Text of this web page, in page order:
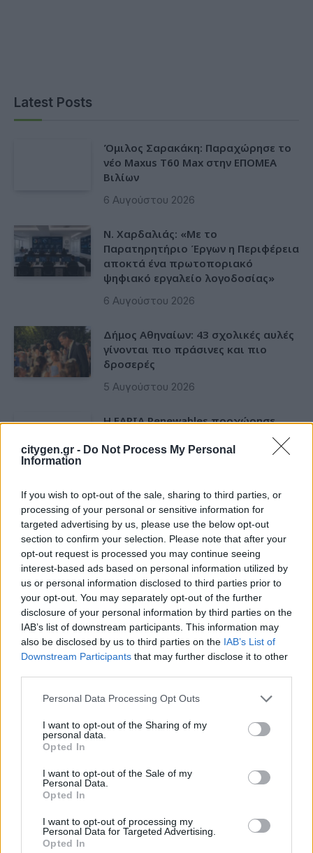
citygen.gr - Do Not Process My Personal
Information
If you wish to opt-out of the sale, sharing to third parties, or
processing of your personal or sensitive information for
targeted advertising by us, please use the below opt-out
section to confirm your selection. Please note that after your
opt-out request is processed you may continue seeing
interest-based ads based on personal information utilized by
us or personal information disclosed to third parties prior to
your opt-out. You may separately opt-out of the further
disclosure of your personal information by third parties on the
IAB’s list of downstream participants. This information may
also be disclosed by us to third parties on the IAB’s List of
Downstream Participants that may further disclose it to other
Personal Data Processing Opt Outs
I want to opt-out of the Sharing of my
personal data.
Opted In
I want to opt-out of the Sale of my
Personal Data.
Opted In
I want to opt-out of processing my
Personal Data for Targeted Advertising.
Opted In
Latest Posts
Όμιλος Σαρακάκη: Παραχώρησε το
νέο Maxus T60 Max στην ΕΠΟΜΕΑ
Βιλίων
6 Αυγούστου 2026
Ν. Χαρδαλιάς: «Με το
Παρατηρητήριο Έργων η Περιφέρεια
αποκτά ένα πρωτοποριακό
ψηφιακό εργαλείο λογοδοσίας»
6 Αυγούστου 2026
Δήμος Αθηναίων: 43 σχολικές αυλές
γίνονται πιο πράσινες και πιο
δροσερές
5 Αυγούστου 2026
Η FARIA Renewables προχώρησε
στην ηλεκτροδότηση του αιολικού
πάρκου Faria Αίολος Λάρυμνα
ΥΠΕΝ: Διευρύνεται ο κατάλογος των
Προστατευόμενων Τοπίων σε 12
4 Αυγούστου 2026
Newsletter Citygen.gr
της Πολιτικής Προστασίας, του ESG, του Green